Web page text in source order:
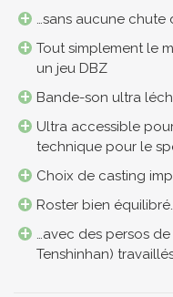
…sans aucune chute
Tout simplement le
un jeu DBZ
Bande-son ultra
Ultra accessible
technique pour le
Choix de casting
Roster bien
…avec des persos
Tenshinhan)